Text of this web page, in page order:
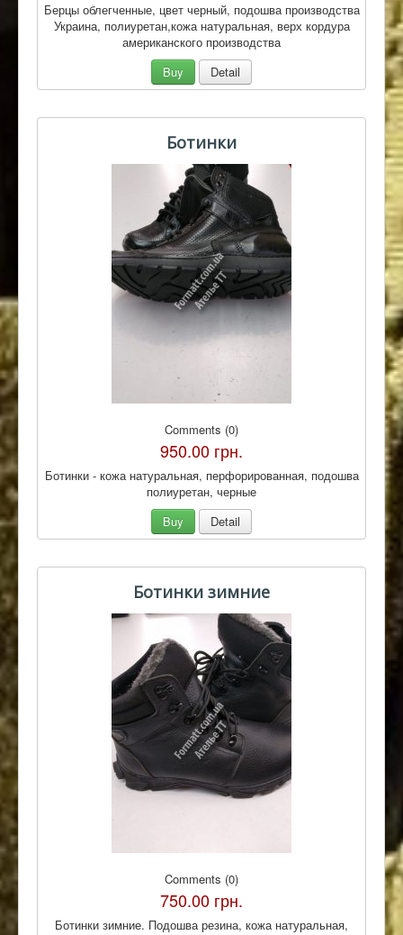
Берцы облегченные, цвет черный, подошва производства
Украина, полиуретан,кожа натуральная, верх кордура
американского производства
Buy
Detail
Ботинки
Comments (0)
950.00 грн.
Ботинки - кожа натуральная, перфорированная, подошва
полиуретан, черные
Buy
Detail
Ботинки зимние
Comments (0)
750.00 грн.
Ботинки зимние. Подошва резина, кожа натуральная,